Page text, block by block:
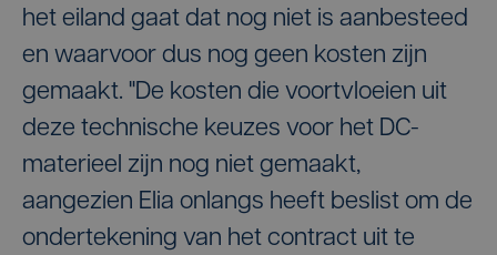
het eiland gaat dat nog niet is aanbesteed
en waarvoor dus nog geen kosten zijn
gemaakt. "De kosten die voortvloeien uit
deze technische keuzes voor het DC-
materieel zijn nog niet gemaakt,
aangezien Elia onlangs heeft beslist om de
ondertekening van het contract uit te